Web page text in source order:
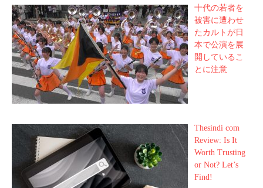
十代の若者を
被害に遭わせ
たカルトが日
本で公演を展
開しているこ
とに注意
Thesindi com
Review: Is It
Worth Trusting
or Not? Let’s
Find!